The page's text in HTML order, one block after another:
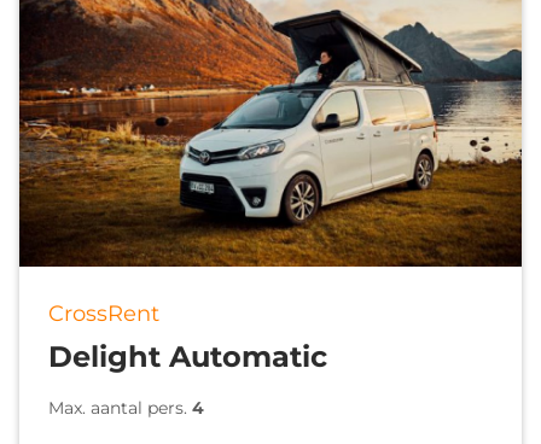
CrossRent
Delight Automatic
Max. aantal pers. 4